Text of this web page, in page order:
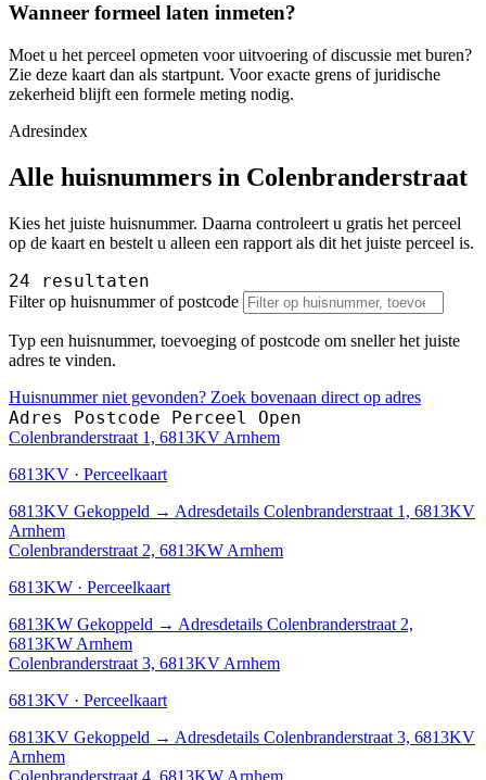
Wanneer formeel laten inmeten?
Moet u het perceel opmeten voor uitvoering of discussie met buren?
Zie deze kaart dan als startpunt. Voor exacte grens of juridische
zekerheid blijft een formele meting nodig.
Adresindex
Alle huisnummers in Colenbranderstraat
Kies het juiste huisnummer. Daarna controleert u gratis het perceel
op de kaart en bestelt u alleen een rapport als dit het juiste perceel is.
24 resultaten
Filter op huisnummer of postcode
Typ een huisnummer, toevoeging of postcode om sneller het juiste
adres te vinden.
Huisnummer niet gevonden? Zoek bovenaan direct op adres
Adres Postcode Perceel Open
Colenbranderstraat 1, 6813KV Arnhem
6813KV · Perceelkaart
6813KV Gekoppeld → Adresdetails Colenbranderstraat 1, 6813KV
Arnhem
Colenbranderstraat 2, 6813KW Arnhem
6813KW · Perceelkaart
6813KW Gekoppeld → Adresdetails Colenbranderstraat 2,
6813KW Arnhem
Colenbranderstraat 3, 6813KV Arnhem
6813KV · Perceelkaart
6813KV Gekoppeld → Adresdetails Colenbranderstraat 3, 6813KV
Arnhem
Colenbranderstraat 4, 6813KW Arnhem